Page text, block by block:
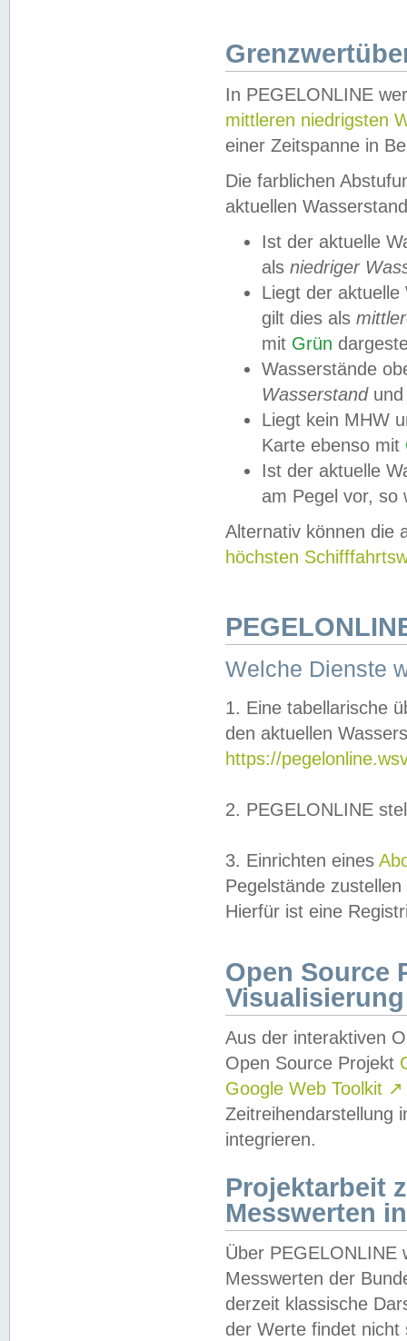
In PEGELONLINE
mittleren niedrigsten
einer Zeitspanne in
Die farblichen
aktuellen
Ist der aktuelle
als niedriger
Liegt der
gilt dies als
mit Grün
Wasserstände
Wasserstandund
Liegt kein MHW
Karte ebenso mit
Ist der aktuelle
am Pegel vor,
Alternativ können die
höchsten
Welche Dienste
1. Eine tabellarische
den aktuellen
https://
2. PEGELONLINE
3. Einrichten eines
Pegelstände
Hierfür ist eine
Open Source
Visualisierung
Aus der interaktiven
Open Source Projekt
Google Web Toolkit ↗
Zeitreihendarstellung
integrieren.
Projektarbeit
Messwerten
Über PEGELONLINE
Messwerten der
derzeit klassische
der Werte findet